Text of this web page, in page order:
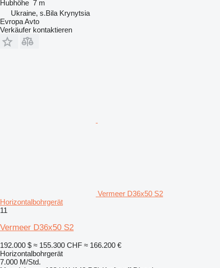
Hubhöhe 7 m
Ukraine, s.Bila Krynytsia
Evropa Avto
Verkäufer kontaktieren
Vermeer D36x50 S2
Horizontalbohrgerät
11
Vermeer D36x50 S2
192.000 $ ≈ 155.300 CHF ≈ 166.200 €
Horizontalbohrgerät
7.000 M/Std.